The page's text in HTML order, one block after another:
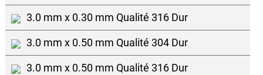
3.0 mm x 0.30 mm Qualité 316 Dur
3.0 mm x 0.50 mm Qualité 304 Dur
3.0 mm x 0.50 mm Qualité 316 Dur